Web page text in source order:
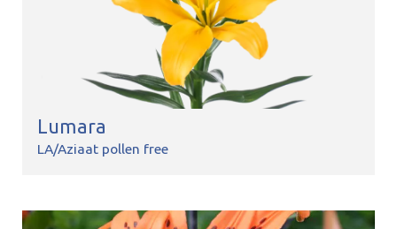
Lumara
LA/Aziaat pollen free